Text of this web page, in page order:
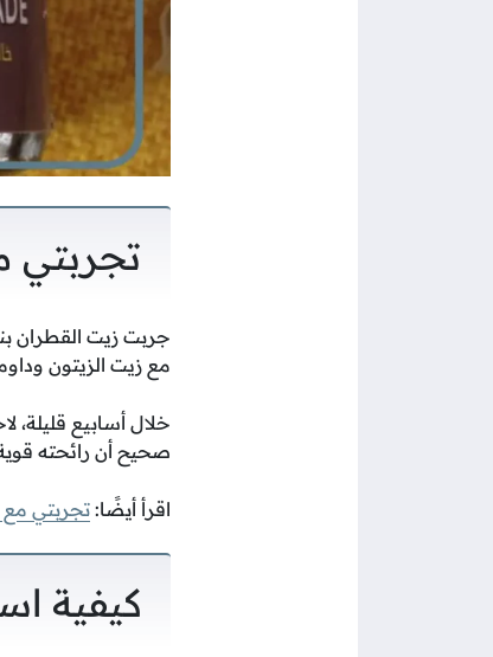
تجربتي
جربت زيت القطران
مع زيت الزيتون
خلال أسابيع قليلة،
صحيح أن رائحته
اقرأ أيضًا: تجربتي مع
كيفية